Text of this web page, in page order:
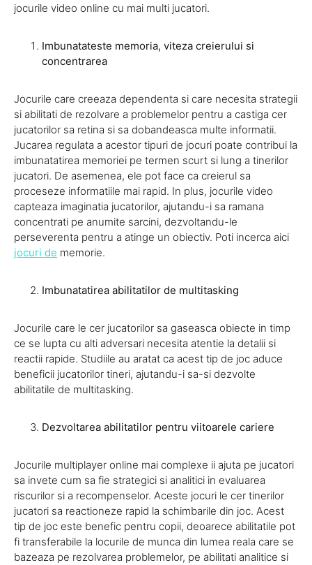
jocurile video online cu mai multi jucatori.
Imbunatateste memoria, viteza creierului si
concentrarea
Jocurile care creeaza dependenta si care necesita strategii
si abilitati de rezolvare a problemelor pentru a castiga cer
jucatorilor sa retina si sa dobandeasca multe informatii.
Jucarea regulata a acestor tipuri de jocuri poate contribui la
imbunatatirea memoriei pe termen scurt si lung a tinerilor
jucatori. De asemenea, ele pot face ca creierul sa
proceseze informatiile mai rapid. In plus, jocurile video
capteaza imaginatia jucatorilor, ajutandu-i sa ramana
concentrati pe anumite sarcini, dezvoltandu-le
perseverenta pentru a atinge un obiectiv. Poti incerca aici
jocuri de memorie.
Imbunatatirea abilitatilor de multitasking
Jocurile care le cer jucatorilor sa gaseasca obiecte in timp
ce se lupta cu alti adversari necesita atentie la detalii si
reactii rapide. Studiile au aratat ca acest tip de joc aduce
beneficii jucatorilor tineri, ajutandu-i sa-si dezvolte
abilitatile de multitasking.
Dezvoltarea abilitatilor pentru viitoarele cariere
Jocurile multiplayer online mai complexe ii ajuta pe jucatori
sa invete cum sa fie strategici si analitici in evaluarea
riscurilor si a recompenselor. Aceste jocuri le cer tinerilor
jucatori sa reactioneze rapid la schimbarile din joc. Acest
tip de joc este benefic pentru copii, deoarece abilitatile pot
fi transferabile la locurile de munca din lumea reala care se
bazeaza pe rezolvarea problemelor, pe abilitati analitice si